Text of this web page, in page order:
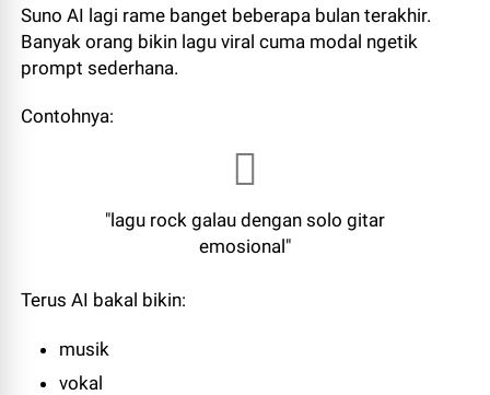
Suno AI lagi rame banget beberapa bulan terakhir.
Banyak orang bikin lagu viral cuma modal ngetik
prompt sederhana.
Contohnya:
"lagu rock galau dengan solo gitar
emosional"
Terus AI bakal bikin:
musik
vokal